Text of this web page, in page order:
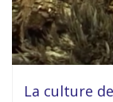
La culture